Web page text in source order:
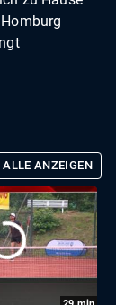
ALLE ANZEIGEN